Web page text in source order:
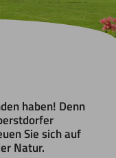
haben! Denn
Sie sich auf
Natur.